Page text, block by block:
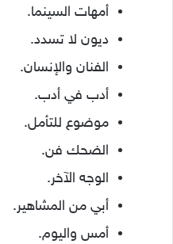
أمهات السينما.
ديون لا تسدد.
الفنان والإنسان.
أدب في أدب.
موضوع للتأمل.
الضحك فن.
الوجه الآخر.
أبي من المشاهير.
أمس واليوم.